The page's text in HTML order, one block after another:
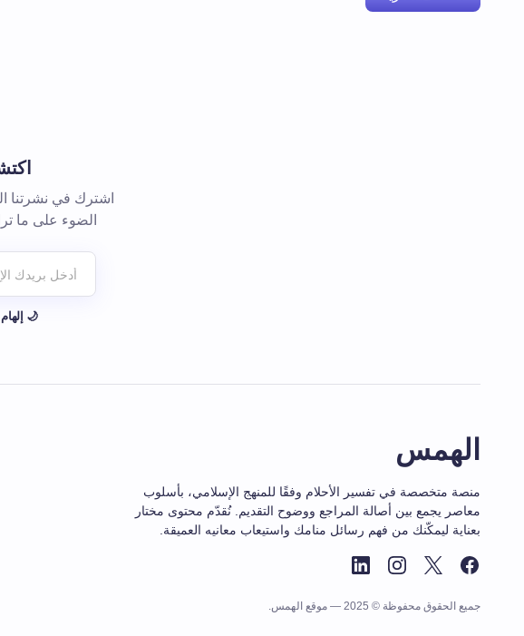
اشترك في نشرتنا
الضوء على ما
🌙
الهمس
منصة متخصصة في تفسير الأحلام وفقًا للمنهج الإسلامي، بأسلوب
معاصر يجمع بين أصالة المراجع ووضوح التقديم. نُقدّم محتوى مختار
بعناية ليمكّنك من فهم رسائل منامك واستيعاب معانيه العميقة.
جميع الحقوق محفوظة © 2025 — موقع الهمس.